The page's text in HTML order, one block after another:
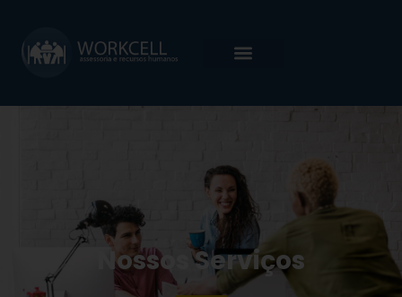
Nossos Serviços